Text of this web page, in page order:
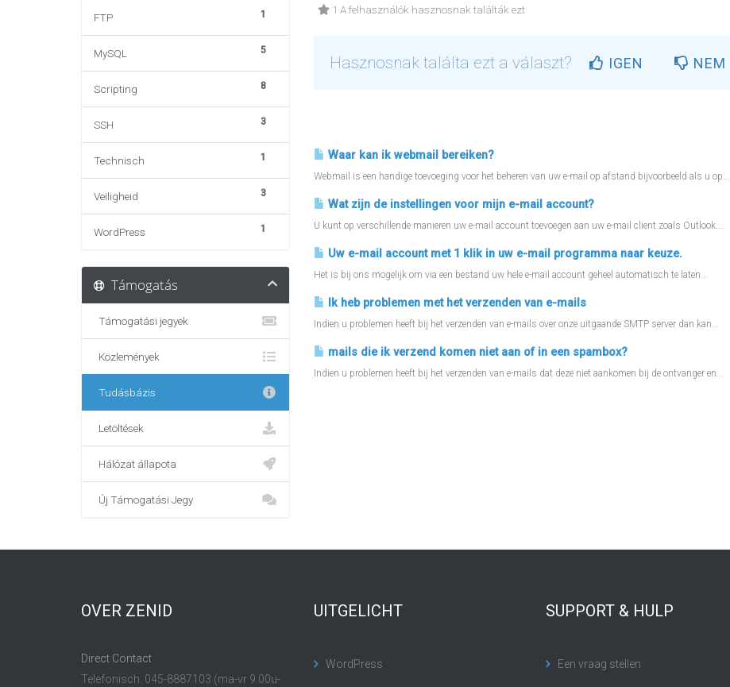
1
FTP
5
MySQL
8
Scripting
3
SSH
1
Technisch
3
Veiligheid
1
WordPress
1 A felhasználók hasznosnak találták ezt
Hasznosnak találta ezt a választ? IGEN NEM
Waar kan ik webmail bereiken?
Webmail is een handige toevoeging voor het beheren van uw e-mail op afstand bijvoorbeeld als u op...
Wat zijn de instellingen voor mijn e-mail account?
U kunt op verschillende manieren uw e-mail account toevoegen aan uw e-mail client zoals Outlook....
Uw e-mail account met 1 klik in uw e-mail programma naar keuze.
Het is bij ons mogelijk om via een bestand uw hele e-mail account geheel automatisch te laten...
Ik heb problemen met het verzenden van e-mails
Indien u problemen heeft bij het verzenden van e-mails over onze uitgaande SMTP server dan kan...
mails die ik verzend komen niet aan of in een spambox?
Indien u problemen heeft bij het verzenden van e-mails dat deze niet aankomen bij de ontvanger en...
Támogatás
Támogatási jegyek
Közlemények
Tudásbázis
Letöltések
Hálózat állapota
Új Támogatási Jegy
OVER ZENID
Direct Contact
Telefonisch: 045-8887103 (ma-vr 9.00u-
UITGELICHT
WordPress
SUPPORT & HULP
Een vraag stellen